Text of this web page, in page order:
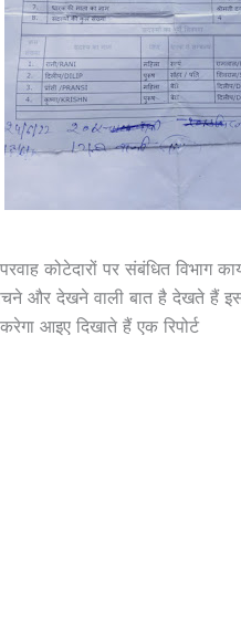
कोटेदारों पर संबंधित विभाग
और देखने वाली बात है देखते हैं
आइए दिखाते हैं एक रिपोर्ट